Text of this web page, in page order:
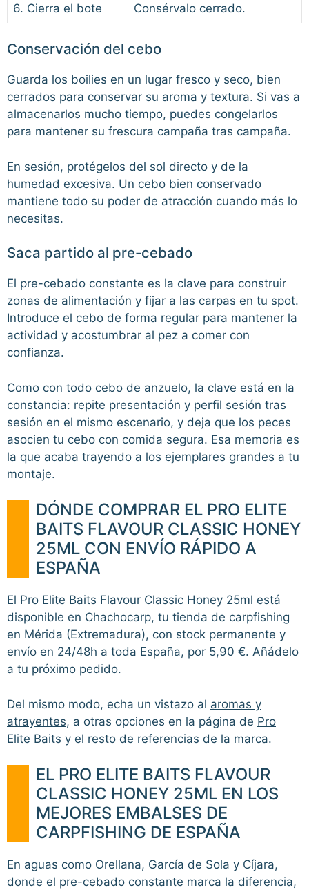
6. Cierra el bote Consérvalo cerrado.
Conservación del cebo
Guarda los boilies en un lugar fresco y seco, bien
cerrados para conservar su aroma y textura. Si vas a
almacenarlos mucho tiempo, puedes congelarlos
para mantener su frescura campaña tras campaña.
En sesión, protégelos del sol directo y de la
humedad excesiva. Un cebo bien conservado
mantiene todo su poder de atracción cuando más lo
necesitas.
Saca partido al pre-cebado
El pre-cebado constante es la clave para construir
zonas de alimentación y fijar a las carpas en tu spot.
Introduce el cebo de forma regular para mantener la
actividad y acostumbrar al pez a comer con
confianza.
Como con todo cebo de anzuelo, la clave está en la
constancia: repite presentación y perfil sesión tras
sesión en el mismo escenario, y deja que los peces
asocien tu cebo con comida segura. Esa memoria es
la que acaba trayendo a los ejemplares grandes a tu
montaje.
DÓNDE COMPRAR EL PRO ELITE
BAITS FLAVOUR CLASSIC HONEY
25ML CON ENVÍO RÁPIDO A
ESPAÑA
El Pro Elite Baits Flavour Classic Honey 25ml está
disponible en Chachocarp, tu tienda de carpfishing
en Mérida (Extremadura), con stock permanente y
envío en 24/48h a toda España, por 5,90 €. Añádelo
a tu próximo pedido.
Del mismo modo, echa un vistazo al aromas y
atrayentes, a otras opciones en la página de Pro
Elite Baits y el resto de referencias de la marca.
EL PRO ELITE BAITS FLAVOUR
CLASSIC HONEY 25ML EN LOS
MEJORES EMBALSES DE
CARPFISHING DE ESPAÑA
En aguas como Orellana, García de Sola y Cíjara,
donde el pre-cebado constante marca la diferencia,